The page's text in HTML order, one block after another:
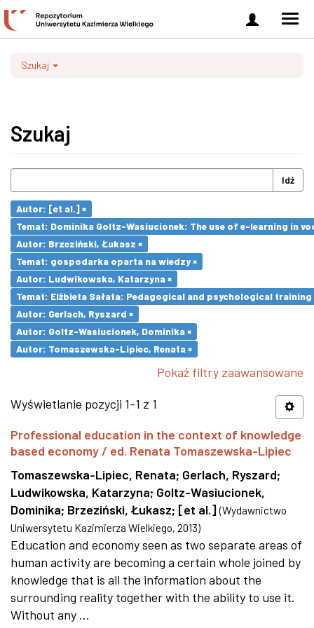
Zaloguj
się
Szukaj
Szukaj
Idź
Autor: [et al.] ×
Temat: Dominika Goltz-Wasiucionek: The use of e-learning in
Autor: Brzeziński, Łukasz ×
Temat: gospodarka oparta na wiedzy ×
Autor: Ludwikowska, Katarzyna ×
Temat: Elżbieta Sałata: Pedagogical and psychological
Autor: Gerlach, Ryszard ×
Autor: Goltz-Wasiucionek, Dominika ×
Autor: Tomaszewska-Lipiec, Renata ×
Pokaż filtry zaawansowane
Wyświetlanie pozycji 1-1 z 1
Professional education in the context of knowledge
based economy / ed. Renata Tomaszewska-Lipiec
Tomaszewska-Lipiec, Renata; Gerlach, Ryszard;
Ludwikowska, Katarzyna; Goltz-Wasiucionek,
Dominika; Brzeziński, Łukasz; [et al.] (Wydawnictwo
Uniwersytetu Kazimierza Wielkiego, 2013)
Education and economy seen as two separate areas of
human activity are becoming a certain whole joined by
knowledge that is all the information about the
surrounding reality together with the ability to use it.
Without any ...